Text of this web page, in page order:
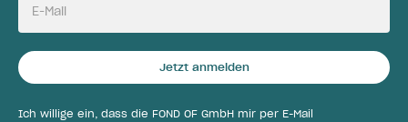
E-Mail
Jetzt anmelden
Ich willige ein, dass die FOND OF GmbH mir per E-Mail